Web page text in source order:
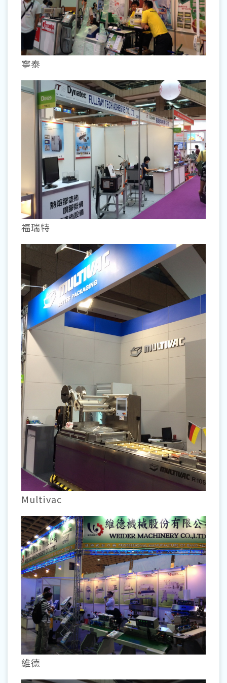
寧泰
福瑞特
Multivac
維德